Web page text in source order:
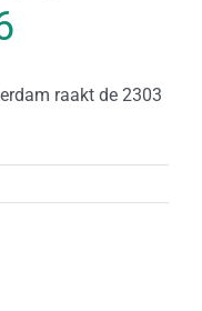
raakt de 2303